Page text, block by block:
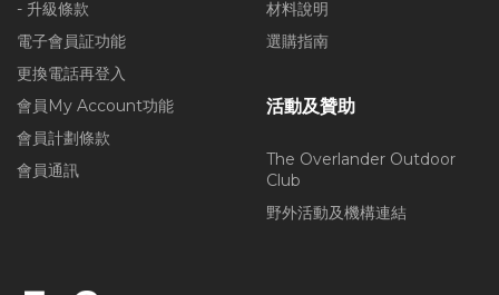
- 升級條款
電子會員証功能
更換電話再登入
會員My Account功能
會員計劃條款
會員通訊
材料說明
選購指南
活動及贊助
The Overlander Outdoor
Club
野外活動及機構連結